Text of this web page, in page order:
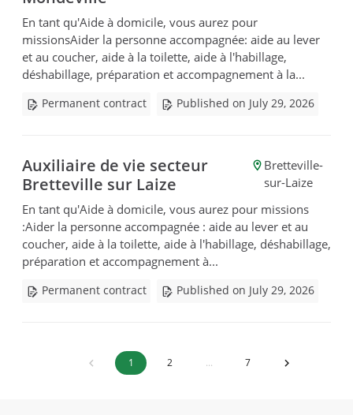
En tant qu'Aide à domicile, vous aurez pour
missionsAider la personne accompagnée: aide au lever
et au coucher, aide à la toilette, aide à l'habillage,
déshabillage, préparation et accompagnement à la...
Permanent contract Published on July 29, 2026
Auxiliaire de vie secteur
Bretteville sur Laize
Bretteville-
sur-Laize
En tant qu'Aide à domicile, vous aurez pour missions
:Aider la personne accompagnée : aide au lever et au
coucher, aide à la toilette, aide à l'habillage, déshabillage,
préparation et accompagnement à...
Permanent contract Published on July 29, 2026
1 2 ... 7